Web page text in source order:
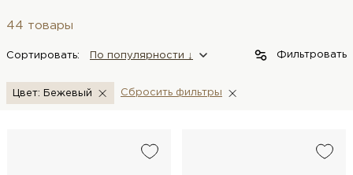
44 товары
Сортировать: По популярности ↓ Фильтровать
Цвет: Бежевый Сбросить фильтры